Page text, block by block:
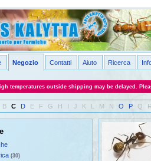
Negozio Contatti Aiuto Ricerca
temperatures outside shipping may be delayed.
B C D E F G H I J K L M N O P Q R
(30)